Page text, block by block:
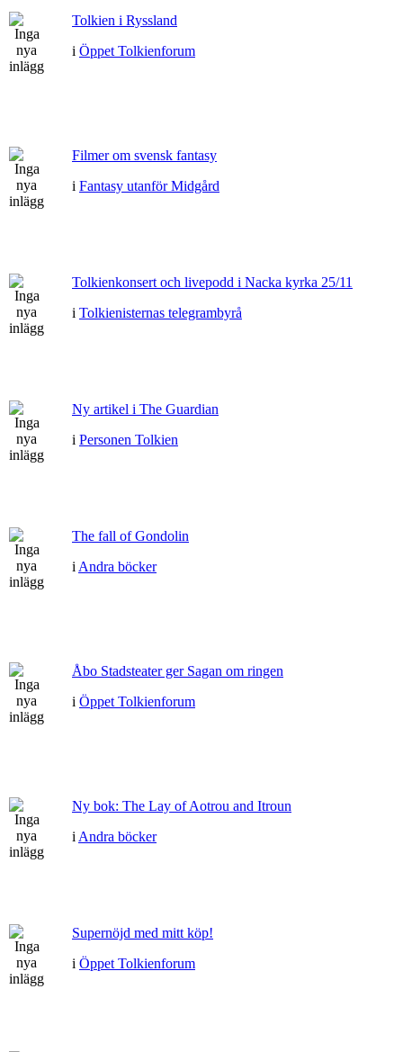
Tolkien i Ryssland
i Öppet Tolkienforum
Filmer om svensk fantasy
i Fantasy utanför Midgård
Tolkienkonsert och livepodd i Nacka kyrka 25/11
i Tolkienisternas telegrambyrå
Ny artikel i The Guardian
i Personen Tolkien
The fall of Gondolin
i Andra böcker
Åbo Stadsteater ger Sagan om ringen
i Öppet Tolkienforum
Ny bok: The Lay of Aotrou and Itroun
i Andra böcker
Supernöjd med mitt köp!
i Öppet Tolkienforum